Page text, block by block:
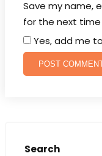
Save my name,
for the next
Yes, add me
Search